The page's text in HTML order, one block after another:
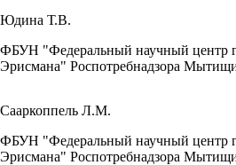
Юдина Т.В.
ФБУН "Федеральный научный центр
Эрисмана" Роспотребнадзора
Сааркоппель Л.М.
ФБУН "Федеральный научный центр
Эрисмана" Роспотребнадзора